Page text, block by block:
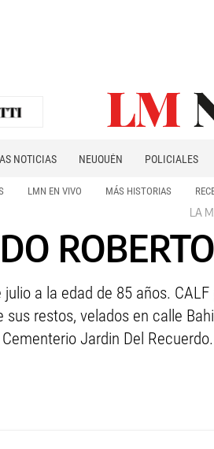
NOTICIAS NEUQUÉN POLICIALES
LMN EN VIVO MÁS HISTORIAS
LA
a la edad de 85 años.
restos, velados en calle
Jardin Del Recuerdo.